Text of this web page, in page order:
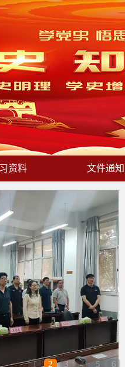
资料 文件通
1 2 3 4 5 6